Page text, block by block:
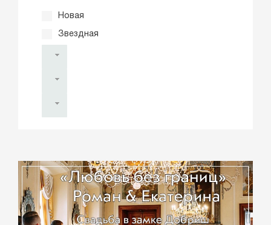
Новая
Звездная
Все места
Все фотографы
Все видеографы